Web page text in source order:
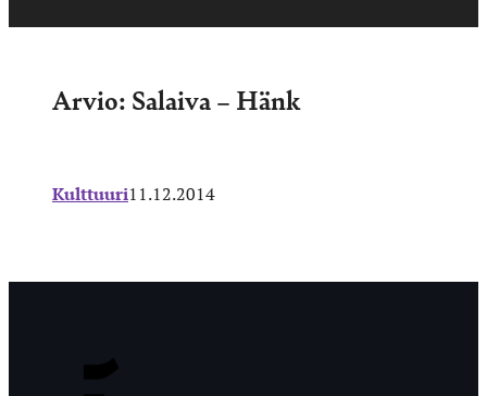
Arvio: Salaiva – Hänk
Kulttuuri11.12.2014